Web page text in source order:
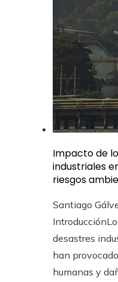
Impacto de
industriales
riesgos
Santiago
desastres
han
humanas y